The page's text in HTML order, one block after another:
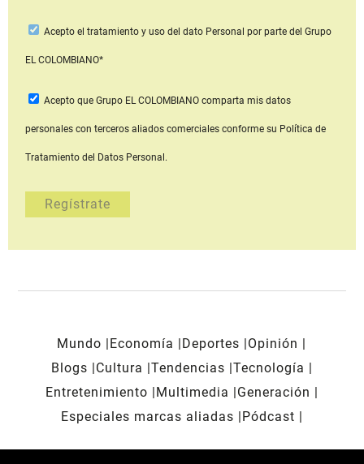
Acepto el tratamiento y uso del dato Personal por parte del Grupo
EL COLOMBIANO*
Acepto que Grupo EL COLOMBIANOcomparta mis datos
personales con terceros aliados comerciales conforme su Política de
Tratamiento del Datos Personal.
Mundo Economía Deportes
Opinión
Blogs
Cultura Tendencias Tecnología
Entretenimiento
Multimedia
Generación
Especiales marcas aliadas
Pódcast